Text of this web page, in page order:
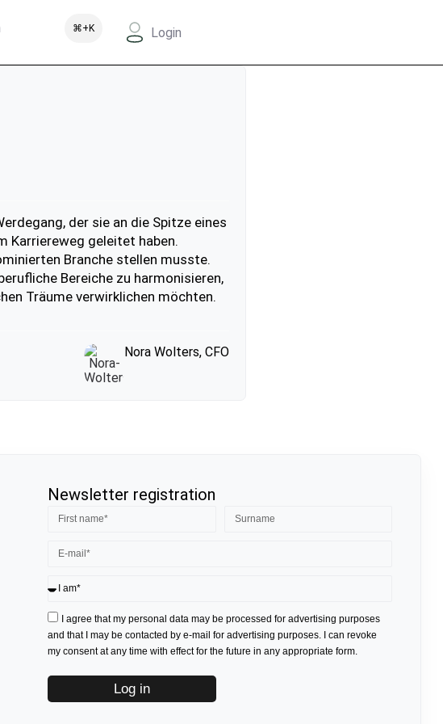
⌘+K Login
der sie an die Spitze eines
Karriereweg geleitet haben.
Branche stellen musste.
Bereiche zu harmonisieren,
Träume verwirklichen möchten.
Nora Wolters, CFO
Newsletter registration
I agree that my personal data may be processed for advertising purposes
and that I may be contacted by e-mail for advertising purposes. I can revoke
my consent at any time with effect for the future in any appropriate form.
Log in